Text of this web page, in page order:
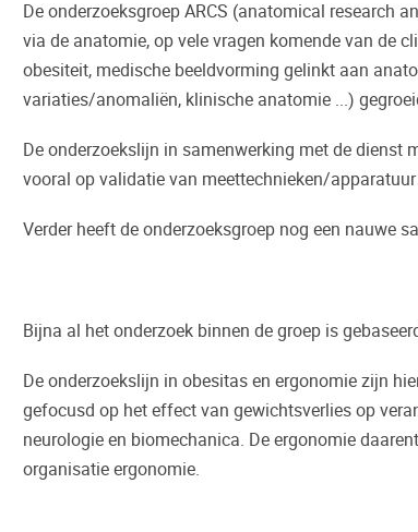
De onderzoeksgroep ARCS (anatomical research
via de anatomie, op vele vragen komende van de
obesiteit, medische beeldvorming gelinkt aan
variaties/anomaliën, klinische anatomie ...)
De onderzoekslijn in samenwerking met de dienst
vooral op validatie van meettechnieken/
Verder heeft de onderzoeksgroep nog een nauwe
Bijna al het onderzoek binnen de groep is
De onderzoekslijn in obesitas en ergonomie zijn
gefocusd op het effect van gewichtsverlies op
neurologie en biomechanica. De ergonomie
organisatie ergonomie.